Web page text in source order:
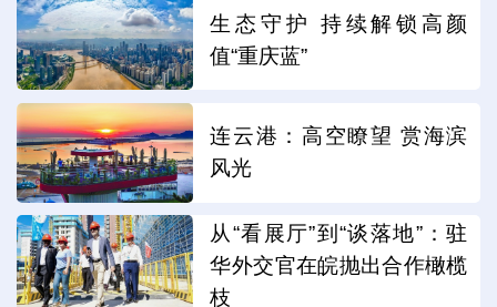
生态守护 持续解锁高颜
值“重庆蓝”
连云港：高空瞭望 赏海滨
风光
从“看展厅”到“谈落地”：驻
华外交官在皖抛出合作橄榄
枝